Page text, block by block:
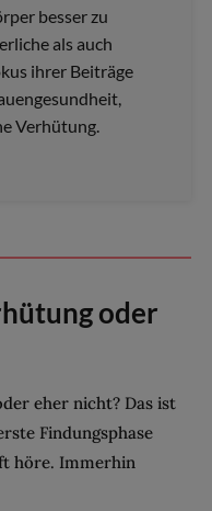
besser zu
als auch
ihrer Beiträge
Verhütung.
oder
eher nicht? Das ist
Findungsphase
höre. Immerhin